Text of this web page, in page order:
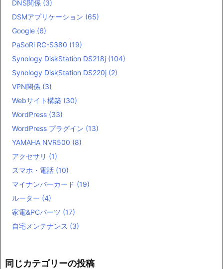
DNS関係 (3)
DSMアプリケーション (65)
Google (6)
PaSoRi RC-S380 (19)
Synology DiskStation DS218j (104)
Synology DiskStation DS220j (2)
VPN関係 (3)
Webサイト構築 (30)
WordPress (33)
WordPress プラグイン (13)
YAMAHA NVR500 (8)
アクセサリ (1)
スマホ・電話 (10)
マイナンバーカード (19)
ルーター (4)
家電&PCパーツ (17)
自宅メンテナンス (3)
同じカテゴリーの投稿